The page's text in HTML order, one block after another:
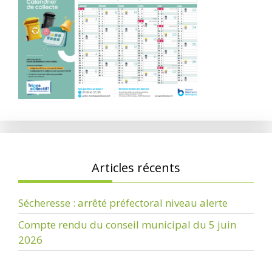
Articles récents
Sécheresse : arrêté préfectoral niveau alerte
Compte rendu du conseil municipal du 5 juin
2026